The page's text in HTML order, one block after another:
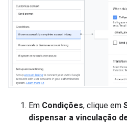
Em Condições, clique em
dispensar a vinculação